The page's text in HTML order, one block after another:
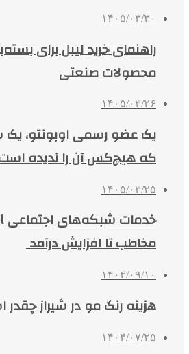
۱۴۰۵/۰۳/۳۰
راهنمای خرید لیبل برای
محصولات صنعتی
۱۴۰۵/۰۳/۲۶
یک عضو رسمی اوبونتو، یک
که هیچ‌کس آن را ندیده
۱۴۰۵/۰۳/۲۵
مخاطب تا افزایش درآمد
۱۴۰۴/۰۹/۱۰
هزینه رنگ مو در شیراز
۱۴۰۴/۰۷/۲۵